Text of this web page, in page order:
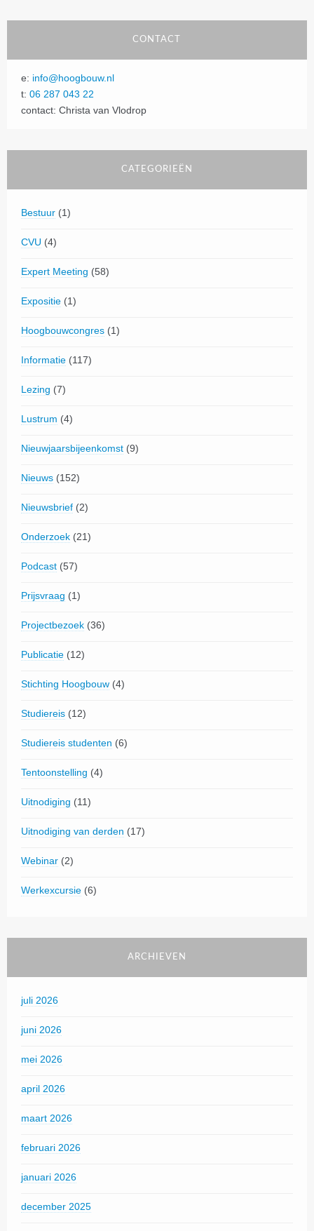
CONTACT
e: info@hoogbouw.nl
t: 06 287 043 22
contact: Christa van Vlodrop
CATEGORIEËN
Bestuur (1)
CVU (4)
Expert Meeting (58)
Expositie (1)
Hoogbouwcongres (1)
Informatie (117)
Lezing (7)
Lustrum (4)
Nieuwjaarsbijeenkomst (9)
Nieuws (152)
Nieuwsbrief (2)
Onderzoek (21)
Podcast (57)
Prijsvraag (1)
Projectbezoek (36)
Publicatie (12)
Stichting Hoogbouw (4)
Studiereis (12)
Studiereis studenten (6)
Tentoonstelling (4)
Uitnodiging (11)
Uitnodiging van derden (17)
Webinar (2)
Werkexcursie (6)
ARCHIEVEN
juli 2026
juni 2026
mei 2026
april 2026
maart 2026
februari 2026
januari 2026
december 2025